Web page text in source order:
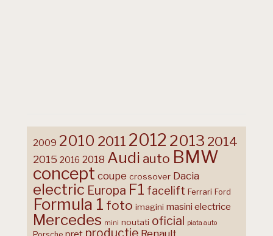
2009 2010 2011 2012 2013 2014
2015 2016 2018 Audi auto BMW
concept coupe crossover Dacia
electric Europa F1 facelift Ferrari Ford
Formula 1 foto imagini masini electrice
Mercedes mini noutati oficial piata auto
productie